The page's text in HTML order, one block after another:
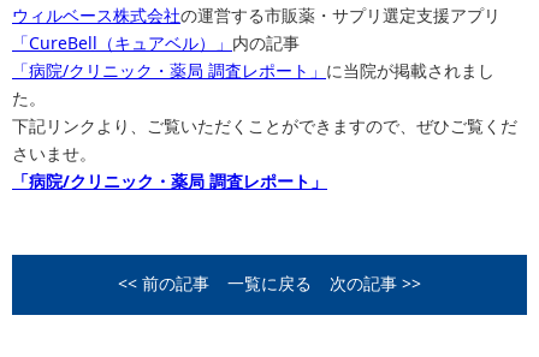
ウィルベース株式会社の運営する市販薬・サプリ選定支援アプリ
「CureBell（キュアベル）」 内の記事
「病院/クリニック・薬局 調査レポート」 に当院が掲載されまし
た。
下記リンクより、ご覧いただくことができますので、ぜひご覧くだ
さいませ。
「病院/クリニック・薬局 調査レポート」
<< 前の記事 一覧に戻る 次の記事 >>